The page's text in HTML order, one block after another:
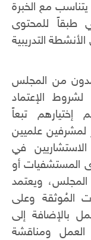
يتناسب مع الخبرة
طبقاً للمحتوى
التدريبية
من المجلس
الإعتماد
إختيارهم تبعاً
لمشرفين علميين
في
المستشفيات أو
المجلس، ويعتمد
المُوثقة وعلى
بالإضافة إلى
العمل ومناقشة